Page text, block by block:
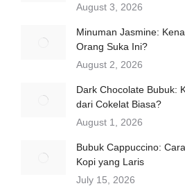
August 3, 2026
Minuman Jasmine:
Orang Suka Ini?
August 2, 2026
Dark Chocolate Bubuk:
dari Cokelat Biasa?
August 1, 2026
Bubuk Cappuccino:
Kopi yang Laris
July 15, 2026